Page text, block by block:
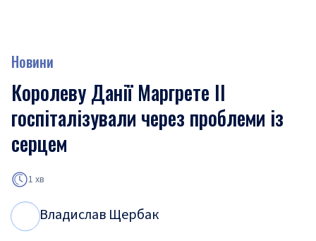
Новини
Королеву Данії Маргрете II
госпіталізували через проблеми із
серцем
1 хв
Владислав Щербак